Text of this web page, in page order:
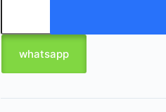
whatsapp